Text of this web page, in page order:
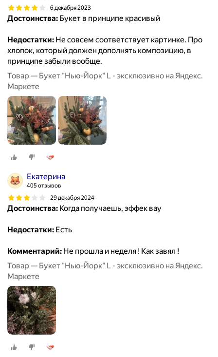
6 декабря 2023
Достоинства: Букет в принципе красивый
Недостатки: Не совсем соответствует картинке. Про
хлопок, который должен дополнять композицию, в
принципе забыли вообще.
Товар — Букет "Нью-Йорк" L - эксклюзивно на Яндекс.
Маркете
Екатерина
405 отзывов
29 декабря 2024
Достоинства: Когда получаешь, эффек вау
Недостатки: Есть
Комментарий: Не прошла и неделя ! Как завял !
Товар — Букет "Нью-Йорк" L - эксклюзивно на Яндекс.
Маркете